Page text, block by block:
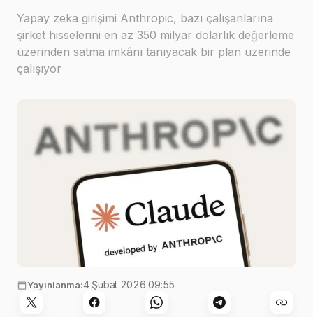
Yapay zeka girişimi Anthropic, bazı çalışanlarına
şirket hisselerini en az 350 milyar dolarlık değerleme
üzerinden satma imkânı tanıyacak bir plan üzerinde
çalışıyor
Yayınlanma:4 Şubat 2026 09:55